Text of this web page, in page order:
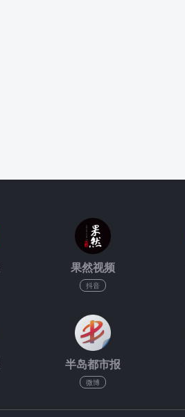
果然视频
抖音
半岛都市报
微博